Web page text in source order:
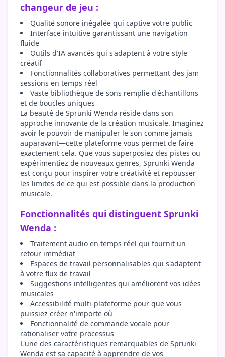
changeur de jeu :
Qualité sonore inégalée qui captive votre public
Interface intuitive garantissant une navigation
fluide
Outils d'IA avancés qui s'adaptent à votre style
créatif
Fonctionnalités collaboratives permettant des jam
sessions en temps réel
Vaste bibliothèque de sons remplie d'échantillons
et de boucles uniques
La beauté de Sprunki Wenda réside dans son
approche innovante de la création musicale. Imaginez
avoir le pouvoir de manipuler le son comme jamais
auparavant—cette plateforme vous permet de faire
exactement cela. Que vous superposiez des pistes ou
expérimentiez de nouveaux genres, Sprunki Wenda
est conçu pour inspirer votre créativité et repousser
les limites de ce qui est possible dans la production
musicale.
Fonctionnalités qui distinguent Sprunki
Wenda :
Traitement audio en temps réel qui fournit un
retour immédiat
Espaces de travail personnalisables qui s'adaptent
à votre flux de travail
Suggestions intelligentes qui améliorent vos idées
musicales
Accessibilité multi-plateforme pour que vous
puissiez créer n'importe où
Fonctionnalité de commande vocale pour
rationaliser votre processus
L'une des caractéristiques remarquables de Sprunki
Wenda est sa capacité à apprendre de vos